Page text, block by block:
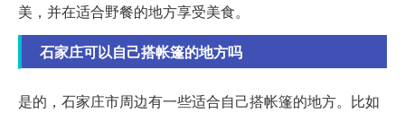
美，并在适合野餐的地方享受美食。
石家庄可以自己搭帐篷的地方吗
是的，石家庄市周边有一些适合自己搭帐篷的地方。比如